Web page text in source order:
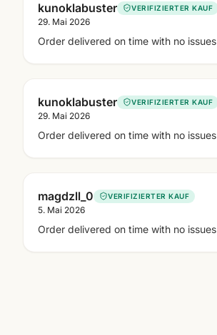
kunoklabuster VERIFIZIERTER KAUF
29. Mai 2026
Order delivered on time with no issues
kunoklabuster VERIFIZIERTER KAUF
29. Mai 2026
Order delivered on time with no issues
magdzll_0 VERIFIZIERTER KAUF
5. Mai 2026
Order delivered on time with no issues